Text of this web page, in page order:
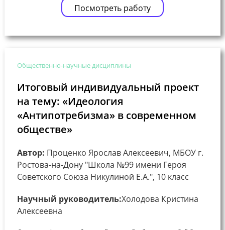
Посмотреть работу
Общественно-научные дисциплины
Итоговый индивидуальный проект
на тему: «Идеология
«Антипотребизма» в современном
обществе»
Автор: Проценко Ярослав Алексеевич, МБОУ г.
Ростова-на-Дону "Школа №99 имени Героя
Советского Союза Никулиной Е.А.", 10 класс
Научный руководитель:Холодова Кристина
Алексеевна